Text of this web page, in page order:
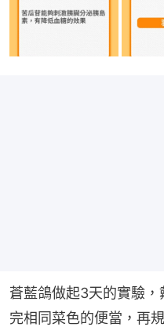
蒼藍鴿做起3天的實驗
完相同菜色的便當，再